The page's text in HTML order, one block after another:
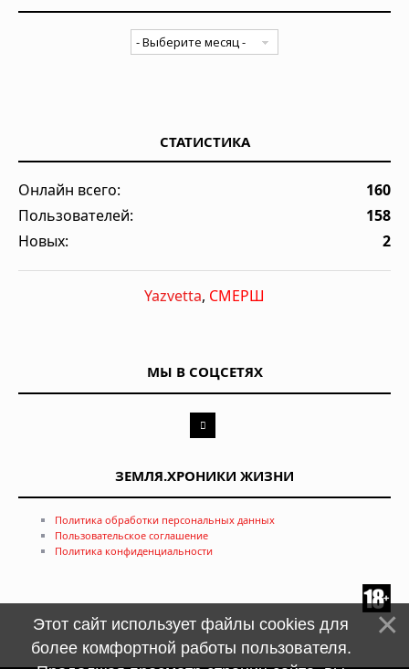
СТАТИСТИКА
Онлайн всего:
160
Пользователей:
158
Новых:
2
Yazvetta, СМЕРШ
МЫ В СОЦСЕТЯХ
ЗЕМЛЯ.ХРОНИКИ ЖИЗНИ
Политика обработки персональных данных
Пользовательское соглашение
Политика конфиденциальности
Этот сайт использует файлы cookies для
более комфортной работы пользователя.